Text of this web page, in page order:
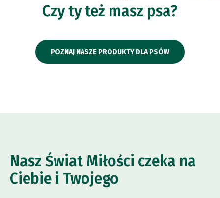
Czy ty też masz psa?
POZNAJ NASZE PRODUKTY DLA PSÓW
Nasz Świat Miłości czeka na
Ciebie i Twojego